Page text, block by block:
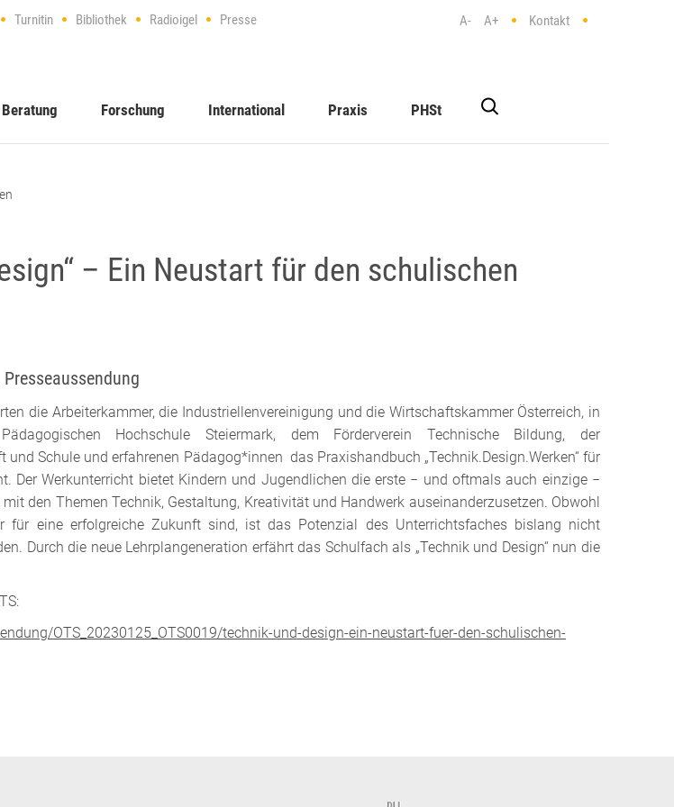
Turnitin Bibliothek Radioigel Presse A- A+ Kontakt
Forschung International Praxis PHSt
– Ein Neustart für den schulischen
die Arbeiterkammer, die Industriellenvereinigung und die Wirtschaftskammer Österreich, in
Hochschule Steiermark, dem Förderverein Technische Bildung, der
Schule und erfahrenen Pädagog*innen das Praxishandbuch „Technik.Design.Werken“ für
Der Werkunterricht bietet Kindern und Jugendlichen die erste − und oftmals auch einzige −
den Themen Technik, Gestaltung, Kreativität und Handwerk auseinanderzusetzen. Obwohl
für eine erfolgreiche Zukunft sind, ist das Potenzial des Unterrichtsfaches bislang nicht
Durch die neue Lehrplangeneration erfährt das Schulfach als „Technik und Design“ nun die
OTS_20230125_OTS0019/technik-und-design-ein-neustart-fuer-den-schulischen-